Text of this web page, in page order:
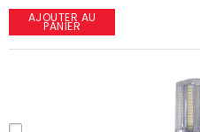
AJOUTER AU
PANIER